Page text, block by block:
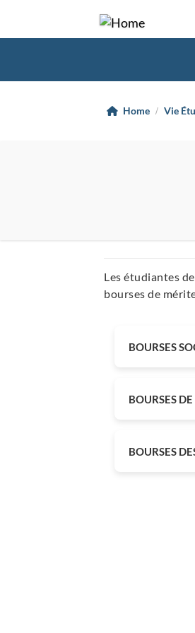
Home Vie
Les étudiantes
bourses de
BOURSES
BOURSES
BOURSES